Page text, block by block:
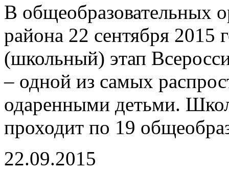
В общеобразовательных
района 22 сентября 2015
(школьный) этап
– одной из самых
одаренными детьми.
проходит по 19
22.09.2015